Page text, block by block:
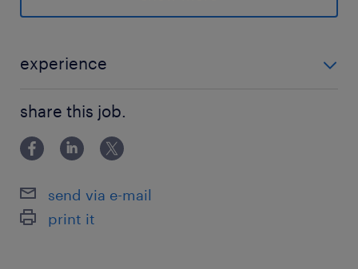
ご応募お待ちしております！
派遣先の特徴
です☆彡
最寄駅
比寿駅（徒歩4分）
experience
動産関連の業界経験者は経験が活かせます☆彡 少しで
も気になる方は是非ご応募ください♪
share this job.
send via e-mail
print it